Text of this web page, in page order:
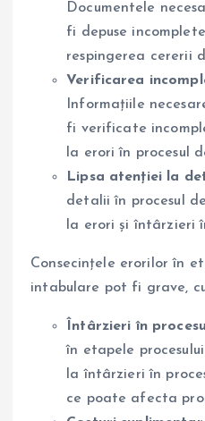
Documentele
fi depuse
respingerea cererii
Verificarea
Informațiile
fi verificate
la erori în procesul
Lipsa atenției la
detalii în procesul
la erori și întârzieri
Consecințele erorilor în
intabulare pot fi grave,
Întârzieri în
în etapele
la întârzieri în
ce poate afecta